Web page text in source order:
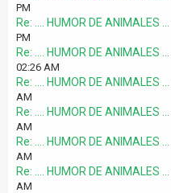
PM
Re: .... HUMOR DE ANIMALES ...
PM
Re: .... HUMOR DE ANIMALES ...
02:26 AM
Re: .... HUMOR DE ANIMALES ...
AM
Re: .... HUMOR DE ANIMALES ...
AM
Re: .... HUMOR DE ANIMALES ...
AM
Re: .... HUMOR DE ANIMALES ...
AM